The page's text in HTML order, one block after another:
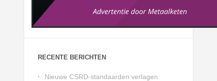
RECENTE BERICHTEN
Nieuwe CSRD-standaarden verlagen